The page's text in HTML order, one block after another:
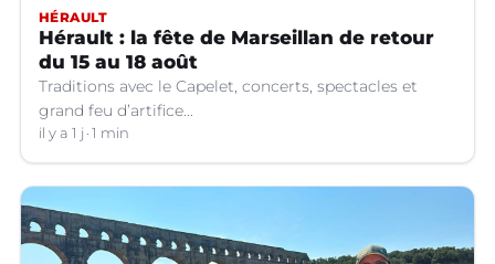
HÉRAULT
Hérault : la fête de Marseillan de retour
du 15 au 18 août
Traditions avec le Capelet, concerts, spectacles et
grand feu d’artifice...
il y a 1 j 1 min